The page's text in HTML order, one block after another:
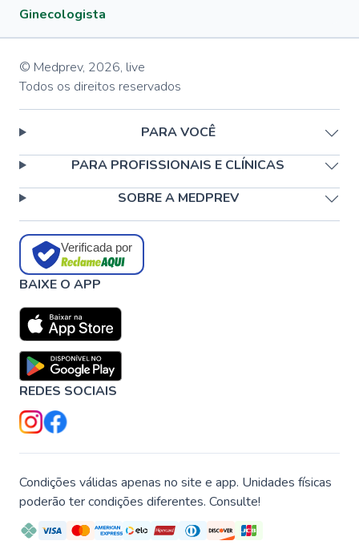
Ginecologista
© Medprev, 2026, live
Todos os direitos reservados
PARA VOCÊ
PARA PROFISSIONAIS E CLÍNICAS
SOBRE A MEDPREV
Verificada por
BAIXE O APP
REDES SOCIAIS
Condições válidas apenas no site e app. Unidades físicas
poderão ter condições diferentes. Consulte!